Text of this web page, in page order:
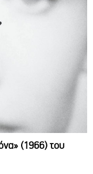
(1966) του